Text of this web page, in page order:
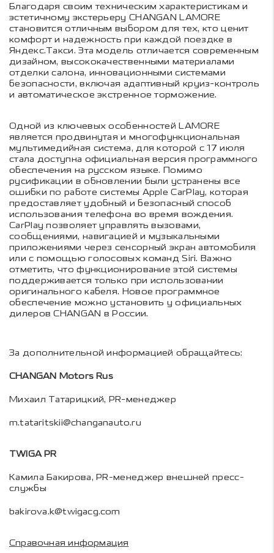
Благодаря своим техническим характеристикам и
эстетичному экстерьеру CHANGAN LAMORE
становится отличным выбором для тех, кто ценит
комфорт и надежность при каждой поездке в
Яндекс.Такси. Эта модель отличается современным
дизайном, высококачественными материалами
отделки салона, инновационными системами
безопасности, включая адаптивный круиз-контроль
и автоматическое экстренное торможение.
Одной из ключевых особенностей LAMORE
является продвинутая и многофункциональная
мультимедийная система, для которой с 17 июля
стала доступна официальная версия программного
обеспечения на русском языке. Помимо
русификации в обновлении были устранены все
ошибки по работе системы Apple CarPlay, которая
предоставляет удобный и безопасный способ
использования телефона во время вождения.
CarPlay позволяет управлять вызовами,
сообщениями, навигацией и музыкальными
приложениями через сенсорный экран автомобиля
или с помощью голосовых команд Siri. Важно
отметить, что функционирование этой системы
поддерживается только при использовании
оригинального кабеля. Новое программное
обеспечение можно установить у официальных
дилеров CHANGAN в России.
За дополнительной информацией обращайтесь:
CHANGAN Motors Rus
Михаил Татарицкий, PR-менеджер
m.tataritskii@changanauto.ru
TWIGA PR
Камила Бакирова, PR-менеджер внешней пресс-
службы
bakirova.k@twigacg.com
Справочная информация